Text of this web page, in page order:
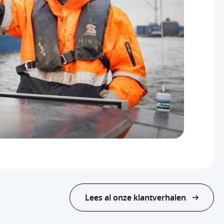
Lees al onze klantverhalen